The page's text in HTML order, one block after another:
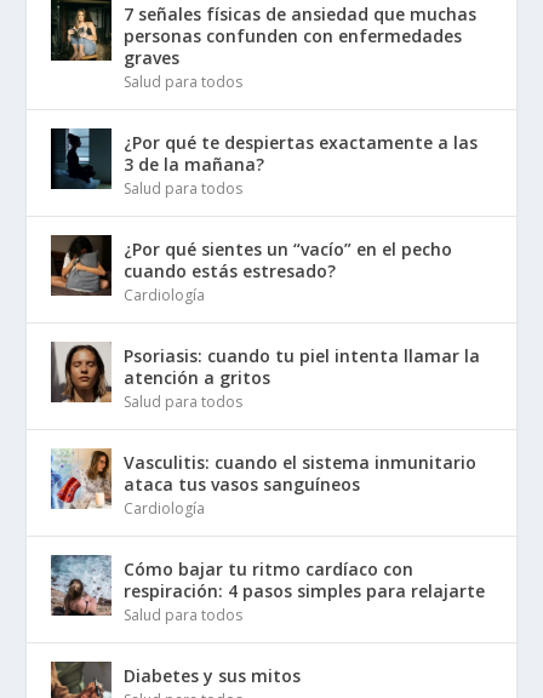
7 señales físicas de ansiedad que muchas
personas confunden con enfermedades
graves
Salud para todos
¿Por qué te despiertas exactamente a las
3 de la mañana?
Salud para todos
¿Por qué sientes un “vacío” en el pecho
cuando estás estresado?
Cardiología
Psoriasis: cuando tu piel intenta llamar la
atención a gritos
Salud para todos
Vasculitis: cuando el sistema inmunitario
ataca tus vasos sanguíneos
Cardiología
Cómo bajar tu ritmo cardíaco con
respiración: 4 pasos simples para relajarte
Salud para todos
Diabetes y sus mitos